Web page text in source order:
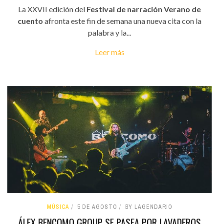
La XXVII edición del Festival de narración Verano de
cuento afronta este fin de semana una nueva cita con la
palabra y la...
Leer más
MÚSICA 5 DE AGOSTO BY LAGENDARIO